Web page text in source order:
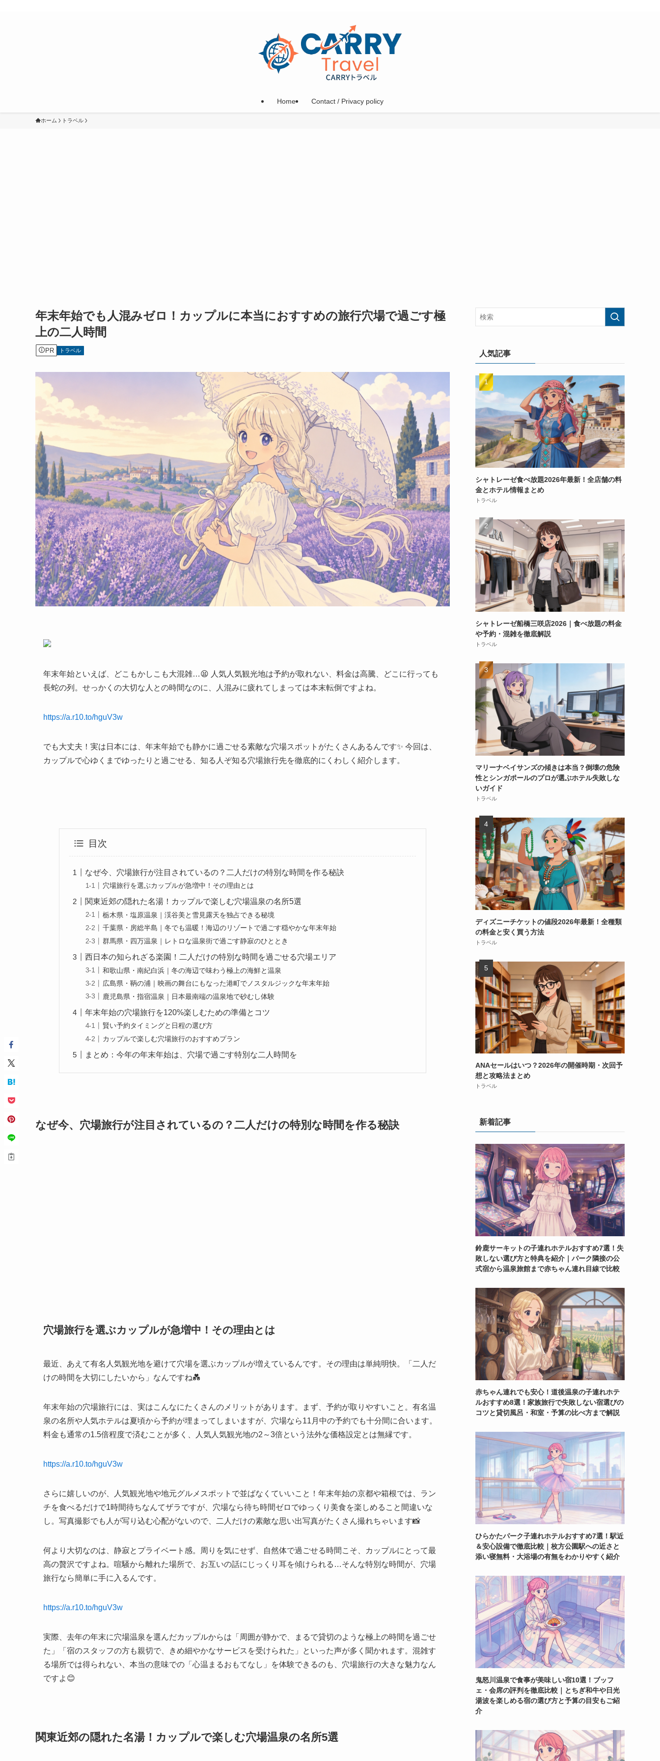
Home Contact / Privacy policy
ホーム トラベル
年末年始でも人混みゼロ！カップルに本当におすすめの旅行穴場で過ごす極
上の二人時間
PR トラベル
年末年始といえば、どこもかしこも大混雑…😫 人気人気観光地は予約が取れない、料金は高騰、どこに行っても
長蛇の列。せっかくの大切な人との時間なのに、人混みに疲れてしまっては本末転倒ですよね。
https://a.r10.to/hguV3w
でも大丈夫！実は日本には、年末年始でも静かに過ごせる素敵な穴場スポットがたくさんあるんです✨ 今回は、
カップルで心ゆくまでゆったりと過ごせる、知る人ぞ知る穴場旅行先を徹底的にくわしく紹介します。
目次
なぜ今、穴場旅行が注目されているの？二人だけの特別な時間を作る秘訣
穴場旅行を選ぶカップルが急増中！その理由とは
関東近郊の隠れた名湯！カップルで楽しむ穴場温泉の名所5選
栃木県・塩原温泉｜渓谷美と雪見露天を独占できる秘境
千葉県・房総半島｜冬でも温暖！海辺のリゾートで過ごす穏やかな年末年始
群馬県・四万温泉｜レトロな温泉街で過ごす静寂のひととき
西日本の知られざる楽園！二人だけの特別な時間を過ごせる穴場エリア
和歌山県・南紀白浜｜冬の海辺で味わう極上の海鮮と温泉
広島県・鞆の浦｜映画の舞台にもなった港町でノスタルジックな年末年始
鹿児島県・指宿温泉｜日本最南端の温泉地で砂むし体験
年末年始の穴場旅行を120%楽しむための準備とコツ
賢い予約タイミングと日程の選び方
カップルで楽しむ穴場旅行のおすすめプラン
まとめ：今年の年末年始は、穴場で過ごす特別な二人時間を
なぜ今、穴場旅行が注目されているの？二人だけの特別な時間を作る秘訣
穴場旅行を選ぶカップルが急増中！その理由とは
最近、あえて有名人気観光地を避けて穴場を選ぶカップルが増えているんです。その理由は単純明快。「二人だ
けの時間を大切にしたいから」なんですね💑
年末年始の穴場旅行には、実はこんなにたくさんのメリットがあります。まず、予約が取りやすいこと。有名温
泉の名所や人気ホテルは夏頃から予約が埋まってしまいますが、穴場なら11月中の予約でも十分間に合います。
料金も通常の1.5倍程度で済むことが多く、人気人気観光地の2～3倍という法外な価格設定とは無縁です。
https://a.r10.to/hguV3w
さらに嬉しいのが、人気観光地や地元グルメスポットで並ばなくていいこと！年末年始の京都や箱根では、ラン
チを食べるだけで1時間待ちなんてザラですが、穴場なら待ち時間ゼロでゆっくり美食を楽しめること間違いな
し。写真撮影でも人が写り込む心配がないので、二人だけの素敵な思い出写真がたくさん撮れちゃいます📸
何より大切なのは、静寂とプライベート感。周りを気にせず、自然体で過ごせる時間こそ、カップルにとって最
高の贅沢ですよね。喧騒から離れた場所で、お互いの話にじっくり耳を傾けられる…そんな特別な時間が、穴場
旅行なら簡単に手に入るんです。
https://a.r10.to/hguV3w
実際、去年の年末に穴場温泉を選んだカップルからは「周囲が静かで、まるで貸切のような極上の時間を過ごせ
た」「宿のスタッフの方も親切で、きめ細やかなサービスを受けられた」といった声が多く聞かれます。混雑す
る場所では得られない、本当の意味での「心温まるおもてなし」を体験できるのも、穴場旅行の大きな魅力なん
ですよ😊
関東近郊の隠れた名湯！カップルで楽しむ穴場温泉の名所5選
人気記事
シャトレーゼ食べ放題2026年最新！全店舗の料
金とホテル情報まとめ
トラベル
シャトレーゼ船橋三咲店2026｜食べ放題の料金
や予約・混雑を徹底解説
トラベル
マリーナベイサンズの傾きは本当？倒壊の危険
性とシンガポールのプロが選ぶホテル失敗しな
いガイド
トラベル
ディズニーチケットの値段2026年最新！全種類
の料金と安く買う方法
トラベル
ANAセールはいつ？2026年の開催時期・次回予
想と攻略法まとめ
トラベル
新着記事
鈴鹿サーキットの子連れホテルおすすめ7選！失
敗しない選び方と特典を紹介｜パーク隣接の公
式宿から温泉旅館まで赤ちゃん連れ目線で比較
赤ちゃん連れでも安心！道後温泉の子連れホテ
ルおすすめ8選！家族旅行で失敗しない宿選びの
コツと貸切風呂・和室・予算の比べ方まで解説
ひらかたパーク子連れホテルおすすめ7選！駅近
＆安心設備で徹底比較｜枚方公園駅への近さと
添い寝無料・大浴場の有無をわかりやすく紹介
鬼怒川温泉で食事が美味しい宿10選！ブッフ
ェ・会席の評判を徹底比較｜とちぎ和牛や日光
湯波を楽しめる宿の選び方と予算の目安もご紹
介